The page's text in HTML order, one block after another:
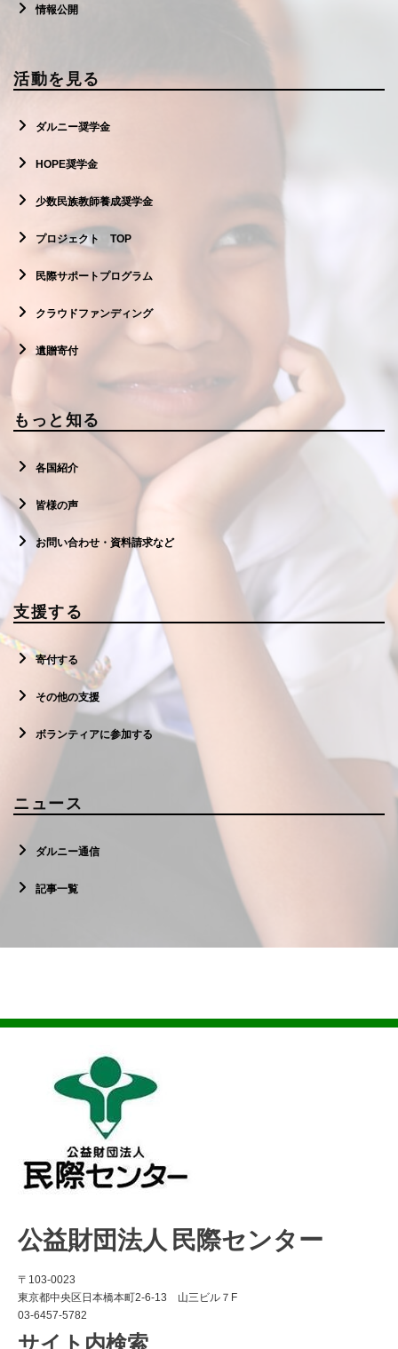
情報公開
活動を見る
ダルニー奨学金
HOPE奨学金
少数民族教師養成奨学金
プロジェクト TOP
民際サポートプログラム
クラウドファンディング
遺贈寄付
もっと知る
各国紹介
皆様の声
お問い合わせ・資料請求など
支援する
寄付する
その他の支援
ボランティアに参加する
ニュース
ダルニー通信
記事一覧
公益財団法人 民際センター
〒103-0023
東京都中央区日本橋本町2-6-13 山三ビル７F
03-6457-5782
サイト内検索